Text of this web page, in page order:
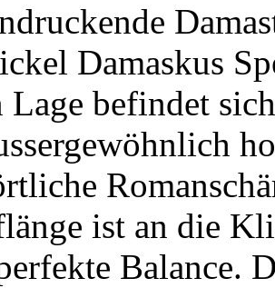
Damaskus
befindet
ist an die
Balance.